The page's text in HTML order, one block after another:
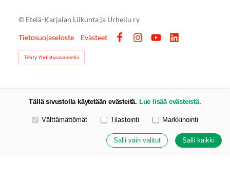
© Etelä-Karjalan Liikunta ja Urheilu ry
Tietosuojaseloste
Evästeet
Tehty Yhdistysavaimella
Tällä sivustolla käytetään evästeitä. Lue lisää evästeistä.
Valitse käytettävät evästeet
Välttämättömät Tilastointi Markkinointi
Salli vain valitut Salli kaikki